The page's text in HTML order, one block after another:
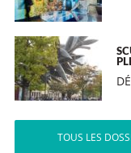
TOUS LES